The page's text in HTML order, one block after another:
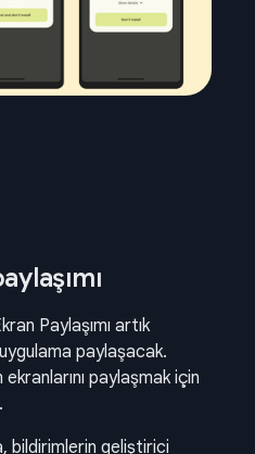
Paylaşımı artık
paylaşacak.
paylaşmak için
bildirimlerin geliştirici